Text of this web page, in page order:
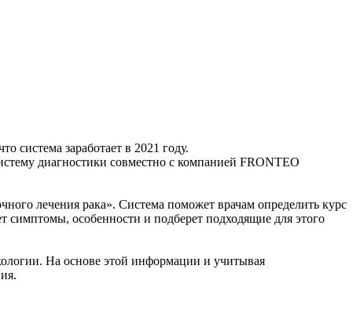
система заработает в 2021 году.
диагностики совместно с компанией FRONTEO
лечения рака». Система поможет врачам определить курс
симптомы, особенности и подберет подходящие для этого
На основе этой информации и учитывая